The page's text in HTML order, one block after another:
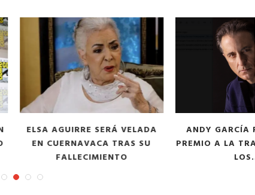
SERÁ VELADA
TRAS SU
ANDY GARCÍA RECIBIRÁ EL
PREMIO A LA TRAYECTORIA DE